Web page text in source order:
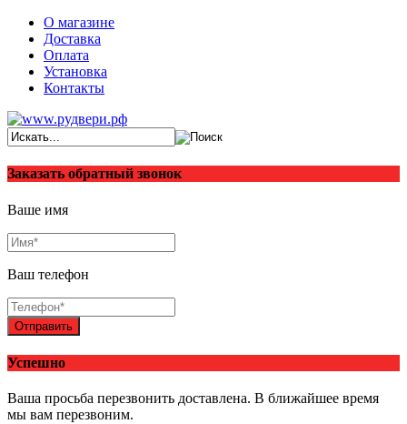
О магазине
Доставка
Оплата
Установка
Контакты
Заказать обратный звонок
Ваше имя
Ваш телефон
Отправить
Успешно
Ваша просьба перезвонить доставлена. В ближайшее время
мы вам перезвоним.